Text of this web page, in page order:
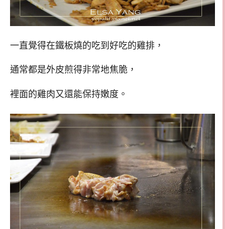
一直覺得在鐵板燒的吃到好吃的雞排，
通常都是外皮煎得非常地焦脆，
裡面的雞肉又還能保持嫩度。